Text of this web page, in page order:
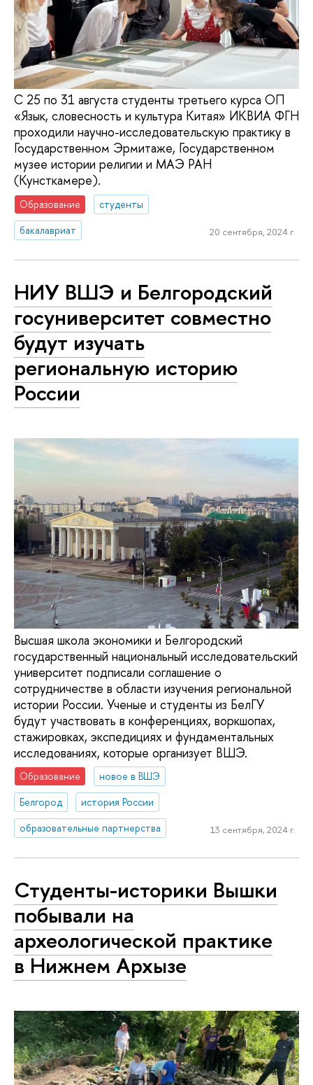
С 25 по 31 августа студенты третьего курса ОП
«Язык, словесность и культура Китая» ИКВИА ФГН
проходили научно-исследовательскую практику в
Государственном Эрмитаже, Государственном
музее истории религии и МАЭ РАН
(Кунсткамере).
Образование
студенты
бакалавриат
20 сентября, 2024 г.
НИУ ВШЭ и Белгородский
госуниверситет совместно
будут изучать
региональную историю
России
Высшая школа экономики и Белгородский
государственный национальный исследовательский
университет подписали соглашение о
сотрудничестве в области изучения региональной
истории России. Ученые и студенты из БелГУ
будут участвовать в конференциях, воркшопах,
стажировках, экспедициях и фундаментальных
исследованиях, которые организует ВШЭ.
Образование
новое в ВШЭ
Белгород
история России
образовательные партнерства
13 сентября, 2024 г.
Студенты-историки Вышки
побывали на
археологической практике
в Нижнем Архызе